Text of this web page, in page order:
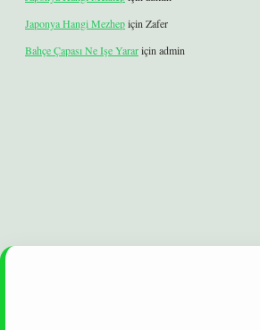
Japonya Hangi Mezhepiçin Zafer
Bahçe Çapası Ne Işe Yarariçin admin
betexper yeni girişilbet